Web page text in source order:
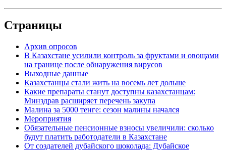
Страницы
Архив опросов
В Казахстане усилили контроль за фруктами и овощами
на границе после обнаружения вирусов
Выходные данные
Казахстанцы стали жить на восемь лет дольше
Какие препараты станут доступны казахстанцам:
Минздрав расширяет перечень закупа
Малина за 5000 тенге: сезон малины начался
Мероприятия
Обязательные пенсионные взносы увеличили: сколько
будут платить работодатели в Казахстане
От создателей дубайского шоколада: Дубайское